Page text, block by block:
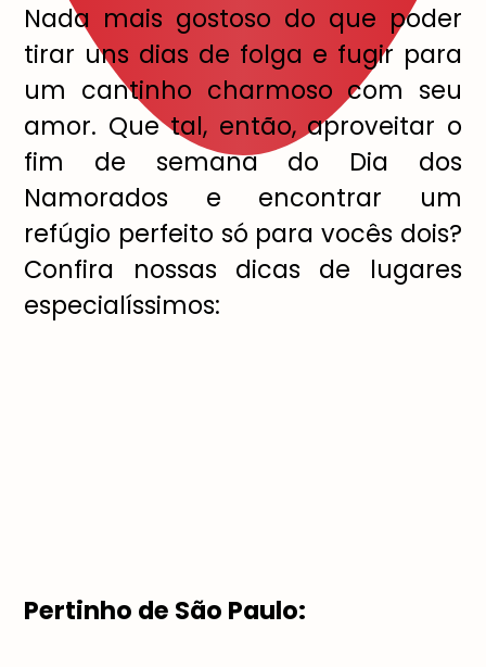
Nada mais gostoso do que poder
tirar uns dias de folga e fugir para
um cantinho charmoso com seu
amor. Que tal, então, aproveitar o
fim de semana do Dia dos
Namorados e encontrar um
refúgio perfeito só para vocês dois?
Confira nossas dicas de lugares
especialíssimos:
Pertinho de São Paulo: